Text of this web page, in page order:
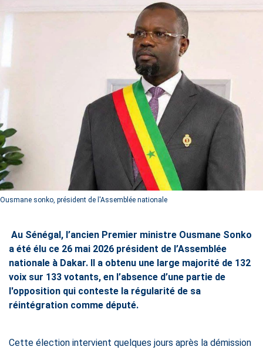
Ousmane sonko, président de l'Assemblée nationale
Au Sénégal, l’ancien Premier ministre Ousmane Sonko
a été élu ce 26 mai 2026 président de l’Assemblée
nationale à Dakar. Il a obtenu une large majorité de 132
voix sur 133 votants, en l’absence d’une partie de
l'opposition qui conteste la régularité de sa
réintégration comme député.
Cette élection intervient quelques jours après la démission